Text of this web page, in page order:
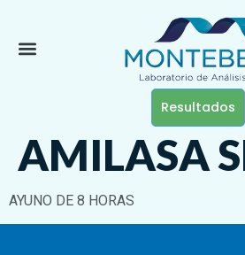
Resultados
AMILASA
AYUNO DE 8 HORAS